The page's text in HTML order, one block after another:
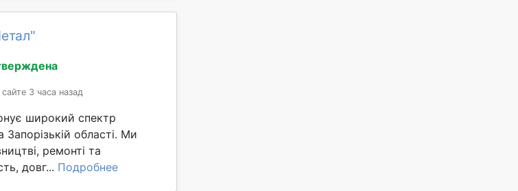
3 часа назад
широкий спектр
Запорізькій області. Ми
ремонті та
довг... Подробнее